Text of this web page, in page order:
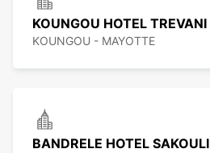
KOUNGOU HOTEL TREVANI
KOUNGOU - MAYOTTE
BANDRELE HOTEL SAKOULI